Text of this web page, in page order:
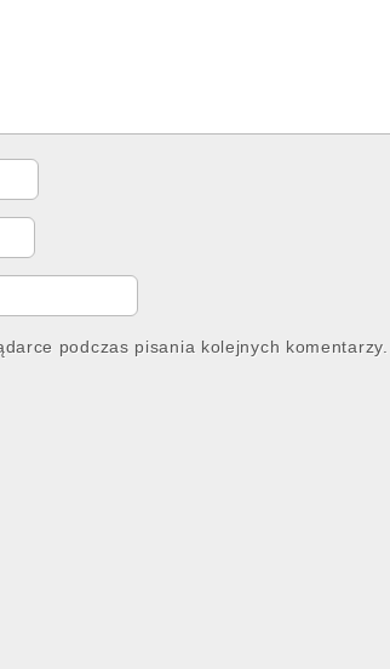
podczas pisania kolejnych komentarzy.